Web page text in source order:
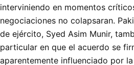
interviniendo en momentos
negociaciones no colapsaran.
de ejército, Syed Asim Munir,
particular en que el acuerdo se
aparentemente influenciado por